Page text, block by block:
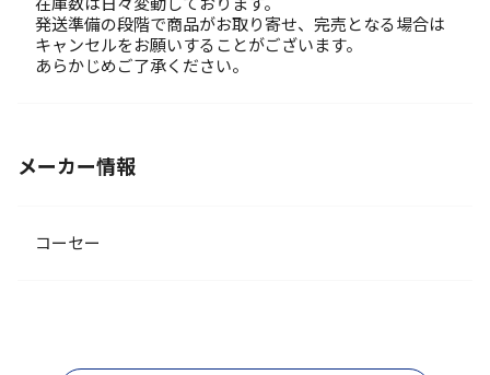
在庫数は日々変動しております。
発送準備の段階で商品がお取り寄せ、完売となる場合は
キャンセルをお願いすることがございます。
あらかじめご了承ください。
メーカー情報
コーセー